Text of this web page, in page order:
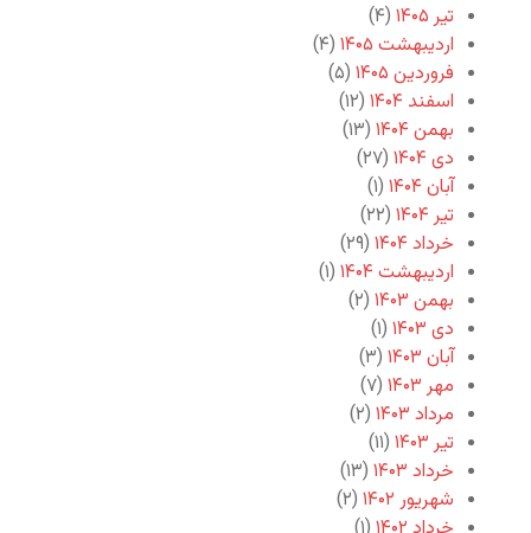
تیر ۱۴۰۵
(۴)
اردیبهشت ۱۴۰۵
(۴)
فروردین ۱۴۰۵
(۵)
اسفند ۱۴۰۴
(۱۲)
بهمن ۱۴۰۴
(۱۳)
دی ۱۴۰۴
(۲۷)
آبان ۱۴۰۴
(۱)
تیر ۱۴۰۴
(۲۲)
خرداد ۱۴۰۴
(۲۹)
اردیبهشت ۱۴۰۴
(۱)
بهمن ۱۴۰۳
(۲)
دی ۱۴۰۳
(۱)
آبان ۱۴۰۳
(۳)
مهر ۱۴۰۳
(۷)
مرداد ۱۴۰۳
(۲)
تیر ۱۴۰۳
(۱۱)
خرداد ۱۴۰۳
(۱۳)
شهریور ۱۴۰۲
(۲)